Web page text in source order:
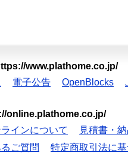
www.plathome.co.jp/
電子公告 OpenBlocks
online.plathome.co.jp/
インについて
見積書・
ご質問
特定商取引法に